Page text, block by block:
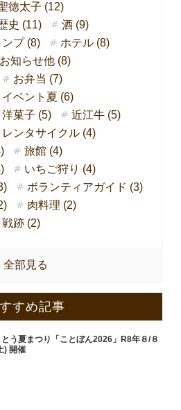
徳太子 (12)
史 (11)
酒 (9)
ンプ (8)
ホテル (8)
知らせ他 (8)
お弁当 (7)
イベント夏 (6)
洋菓子 (5)
近江牛 (5)
レンタサイクル (4)
旅館 (4)
いちご狩り (4)
ボランティアガイド (3)
肉料理 (2)
戦跡 (2)
全部見る
すめ記事
とう夏まつり「ことぼん2026」R8年８/８
) 開催